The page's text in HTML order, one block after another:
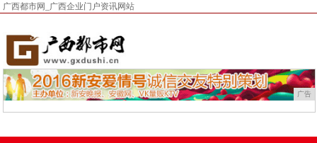
广西都市网_广西企业门户资讯网站
广告